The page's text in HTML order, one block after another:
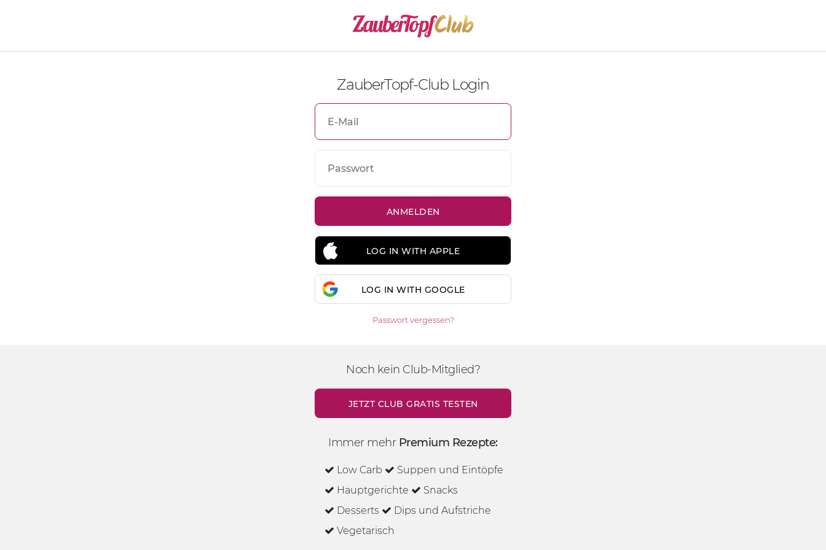
ZauberTopf-Club Login
LOG IN WITH APPLE
LOG IN WITH GOOGLE
Passwort vergessen?
Noch kein Club-Mitglied?
JETZT CLUB GRATIS TESTEN
Immer mehr Premium Rezepte:
Low Carb
Suppen und Eintöpfe
Hauptgerichte
Snacks
Desserts
Dips und Aufstriche
Vegetarisch